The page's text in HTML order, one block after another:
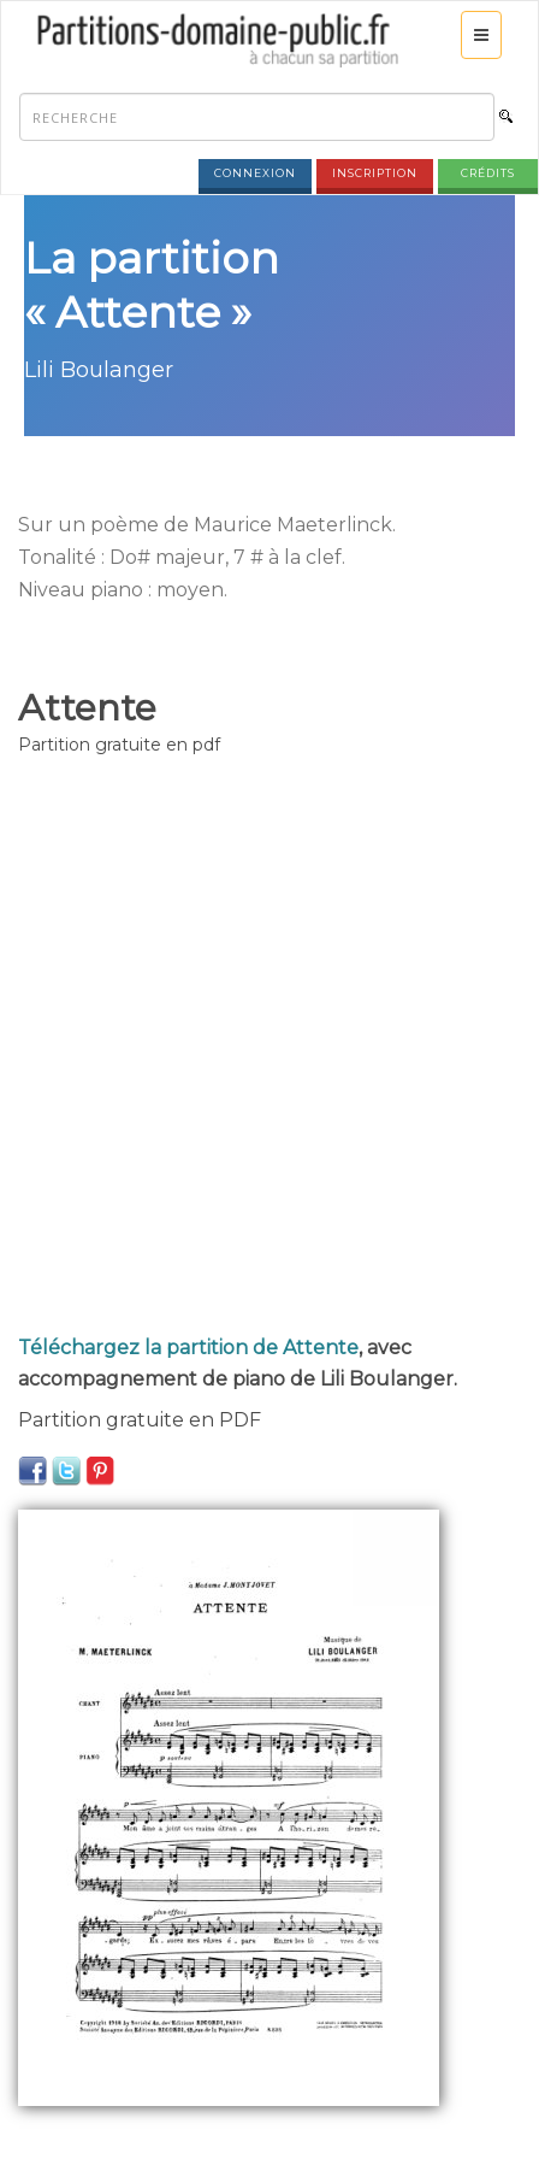
CONNEXION INSCRIPTION CRÉDITS
La partition
« Attente »
Lili Boulanger
Sur un poème de Maurice Maeterlinck.
Tonalité : Do# majeur, 7 # à la clef.
Niveau piano : moyen.
Attente
Partition gratuite en pdf
Téléchargez la partition de Attente, avec
accompagnement de piano de Lili Boulanger.
Partition gratuite en PDF